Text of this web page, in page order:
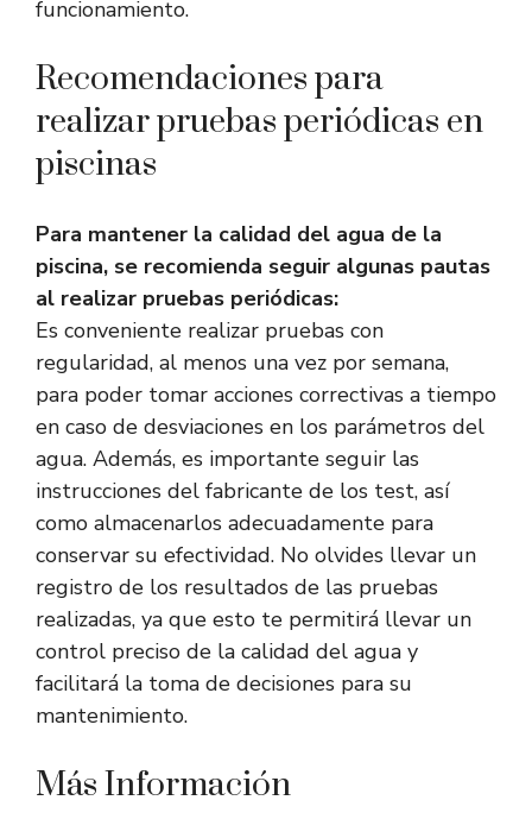
funcionamiento.
Recomendaciones para
realizar pruebas periódicas en
piscinas
Para mantener la calidad del agua de la
piscina, se recomienda seguir algunas pautas
al realizar pruebas periódicas:
Es conveniente realizar pruebas con
regularidad, al menos una vez por semana,
para poder tomar acciones correctivas a tiempo
en caso de desviaciones en los parámetros del
agua. Además, es importante seguir las
instrucciones del fabricante de los test, así
como almacenarlos adecuadamente para
conservar su efectividad. No olvides llevar un
registro de los resultados de las pruebas
realizadas, ya que esto te permitirá llevar un
control preciso de la calidad del agua y
facilitará la toma de decisiones para su
mantenimiento.
Más Información